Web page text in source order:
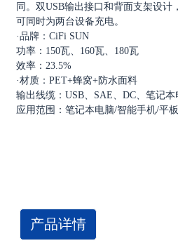
同。双USB输出接口和背面支架设计
可同时为两台设备充电。
·品牌：CiFi SUN
功率：150瓦、160瓦、180瓦
效率：23.5%
·材质：PET+蜂窝+防水面料
输出线缆：USB、SAE、DC、笔记本
应用范围：笔记本电脑/智能手机/平
产品详情